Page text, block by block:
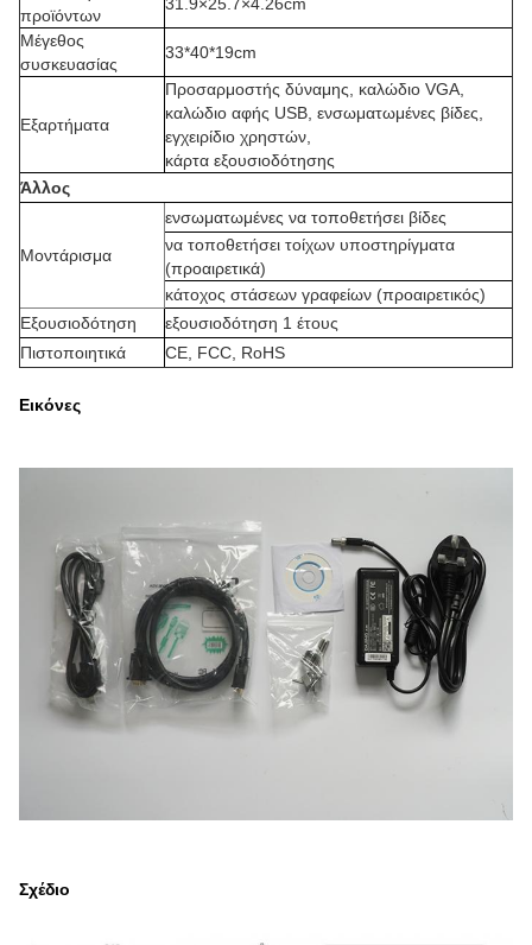
προϊόντων
Μέγεθος
συσκευασίας
33*40*19cm
Εξαρτήματα
Προσαρμοστής δύναμης, καλώδιο VGA,
καλώδιο αφής USB, ενσωματωμένες βίδες,
εγχειρίδιο χρηστών,
κάρτα εξουσιοδότησης
Άλλος
Μοντάρισμα
ενσωματωμένες να τοποθετήσει βίδες
να τοποθετήσει τοίχων υποστηρίγματα
(προαιρετικά)
κάτοχος στάσεων γραφείων (προαιρετικός)
Εξουσιοδότηση
εξουσιοδότηση 1 έτους
Πιστοποιητικά
CE, FCC, RoHS
Εικόνες
Σχέδιο